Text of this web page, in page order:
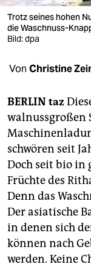
verlag
veranstaltungen
unterstützen
abo
genossenschaft
epaper login
Trotz seines hohen
die Waschnuss-
Bild: dpa
Von Christine
BERLIN taz
walnussgroßen
schwören seit
Doch seit bio in
Früchte des
Denn das
Der asiatische
in denen sich
können nach
werden. Keine